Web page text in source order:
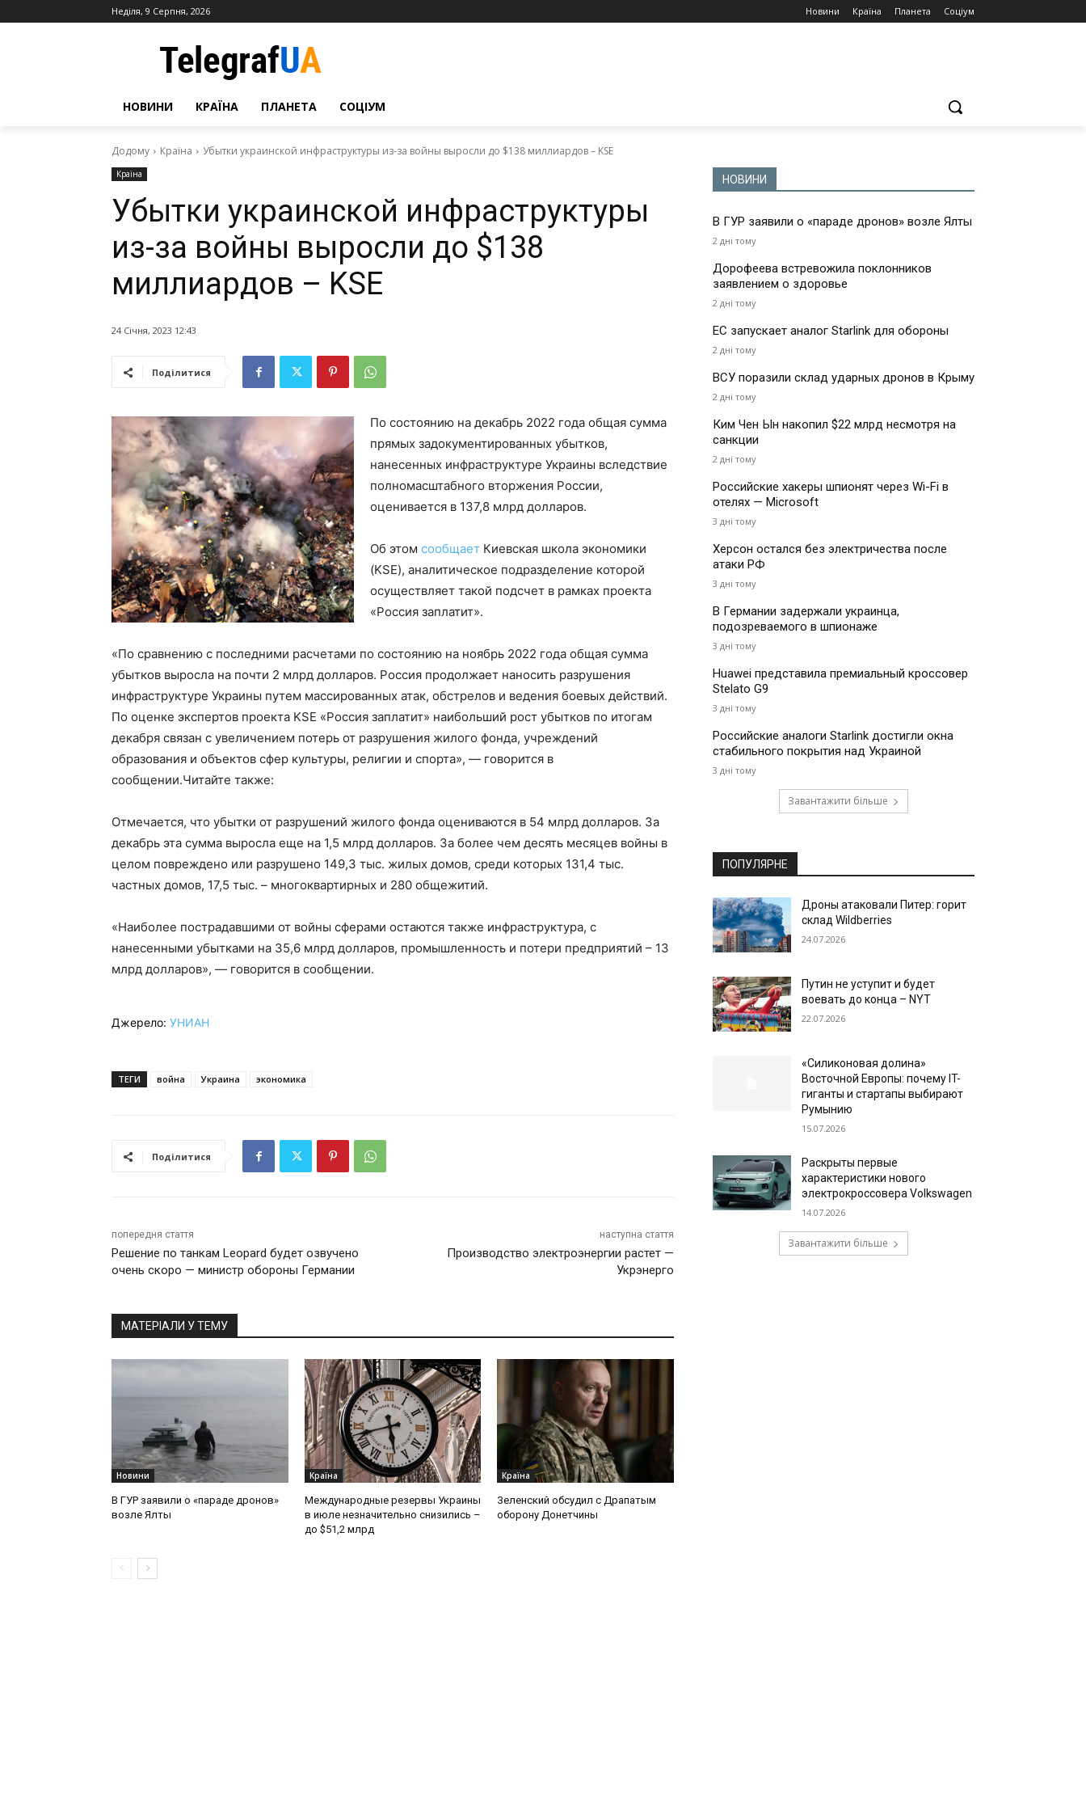
Неділя, 9 Серпня, 2026 Новини Країна Планета Соціум
НОВИНИ КРАЇНА ПЛАНЕТА СОЦІУМ
Додому Країна Убытки украинской инфраструктуры из-за войны выросли до $138 миллиардов – KSE
Країна
Убытки украинской инфраструктуры
из-за войны выросли до $138
миллиардов – KSE
24 Січня, 2023 12:43
Поділитися
По состоянию на декабрь 2022 года общая сумма
прямых задокументированных убытков,
нанесенных инфраструктуре Украины вследствие
полномасштабного вторжения России,
оценивается в 137,8 млрд долларов.
Об этом сообщает Киевская школа экономики
(KSE), аналитическое подразделение которой
осуществляет такой подсчет в рамках проекта
«Россия заплатит».
«По сравнению с последними расчетами по состоянию на ноябрь 2022 года общая сумма
убытков выросла на почти 2 млрд долларов. Россия продолжает наносить разрушения
инфраструктуре Украины путем массированных атак, обстрелов и ведения боевых действий.
По оценке экспертов проекта KSE «Россия заплатит» наибольший рост убытков по итогам
декабря связан с увеличением потерь от разрушения жилого фонда, учреждений
образования и объектов сфер культуры, религии и спорта», — говорится в
сообщении.Читайте также:
Отмечается, что убытки от разрушений жилого фонда оцениваются в 54 млрд долларов. За
декабрь эта сумма выросла еще на 1,5 млрд долларов. За более чем десять месяцев войны в
целом повреждено или разрушено 149,3 тыс. жилых домов, среди которых 131,4 тыс.
частных домов, 17,5 тыс. – многоквартирных и 280 общежитий.
«Наиболее пострадавшими от войны сферами остаются также инфраструктура, с
нанесенными убытками на 35,6 млрд долларов, промышленность и потери предприятий – 13
млрд долларов», — говорится в сообщении.
Джерело: УНИАН
ТЕГИ война Украина экономика
Поділитися
попередня стаття
Решение по танкам Leopard будет озвучено
очень скоро — министр обороны Германии
наступна стаття
Производство электроэнергии растет —
Укрэнерго
МАТЕРІАЛИ У ТЕМУ
Новини
В ГУР заявили о «параде дронов»
возле Ялты
Країна
Международные резервы Украины
в июле незначительно снизились –
до $51,2 млрд
Країна
Зеленский обсудил с Драпатым
оборону Донетчины
НОВИНИ
В ГУР заявили о «параде дронов» возле Ялты
2 дні тому
Дорофеева встревожила поклонников
заявлением о здоровье
2 дні тому
ЕС запускает аналог Starlink для обороны
2 дні тому
ВСУ поразили склад ударных дронов в Крыму
2 дні тому
Ким Чен Ын накопил $22 млрд несмотря на
санкции
2 дні тому
Российские хакеры шпионят через Wi-Fi в
отелях — Microsoft
3 дні тому
Херсон остался без электричества после
атаки РФ
3 дні тому
В Германии задержали украинца,
подозреваемого в шпионаже
3 дні тому
Huawei представила премиальный кроссовер
Stelato G9
3 дні тому
Российские аналоги Starlink достигли окна
стабильного покрытия над Украиной
3 дні тому
Завантажити більше
ПОПУЛЯРНЕ
Дроны атаковали Питер: горит
склад Wildberries
24.07.2026
Путин не уступит и будет
воевать до конца – NYT
22.07.2026
«Силиконовая долина»
Восточной Европы: почему IT-
гиганты и стартапы выбирают
Румынию
15.07.2026
Раскрыты первые
характеристики нового
электрокроссовера Volkswagen
14.07.2026
Завантажити більше